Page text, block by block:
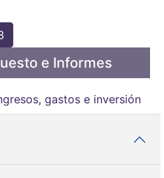
e Informes
gastos e inversión
actual